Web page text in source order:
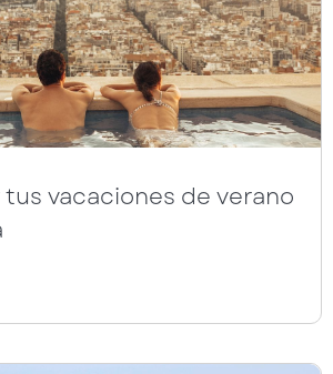
tus vacaciones de verano